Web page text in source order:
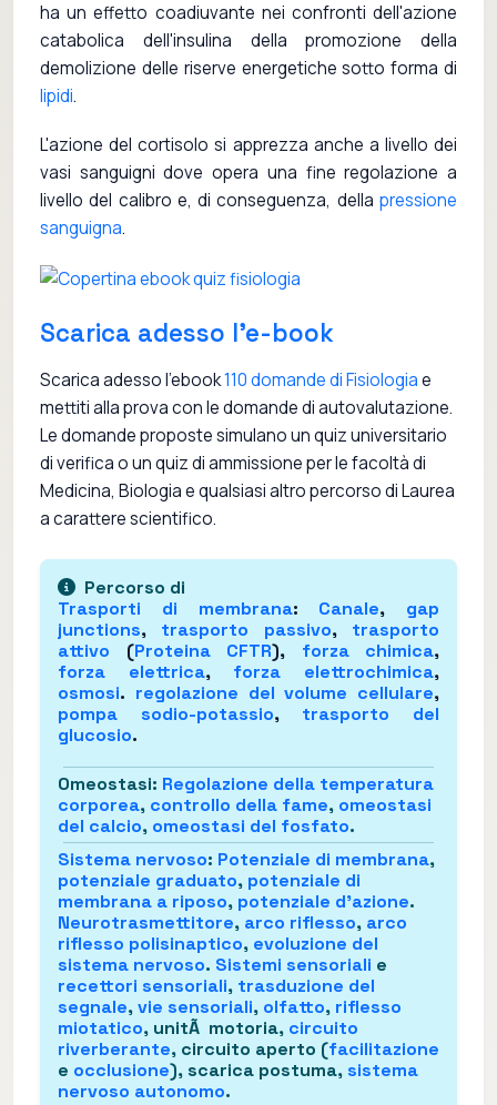
ha un effetto coadiuvante nei confronti dell'azione
catabolica dell'insulina della promozione della
demolizione delle riserve energetiche sotto forma di
lipidi.
L'azione del cortisolo si apprezza anche a livello dei
vasi sanguigni dove opera una fine regolazione a
livello del calibro e, di conseguenza, della pressione
sanguigna.
Scarica adesso l'e-book
Scarica adesso l'ebook110 domande di Fisiologiae
mettiti alla prova con le domande di autovalutazione.
Le domande proposte simulano un quiz universitario
di verifica o un quiz di ammissione per le facoltà di
Medicina, Biologia e qualsiasi altro percorso di Laurea
a carattere scientifico.
Percorso di
Trasporti di membrana: Canale, gap
junctions, trasporto passivo, trasporto
attivo (Proteina CFTR), forza chimica,
forza elettrica, forza elettrochimica,
osmosi. regolazione del volume cellulare,
pompa sodio-potassio, trasporto del
glucosio.
Omeostasi: Regolazione della temperatura
corporea, controllo della fame, omeostasi
del calcio, omeostasi del fosfato.
Sistema nervoso: Potenziale di membrana,
potenziale graduato, potenziale di
membrana a riposo, potenziale d'azione.
Neurotrasmettitore, arco riflesso, arco
riflesso polisinaptico, evoluzione del
sistema nervoso. Sistemi sensoriali e
recettori sensoriali, trasduzione del
segnale,vie sensoriali, olfatto, riflesso
miotatico, unitÃ motoria, circuito
riverberante, circuito aperto (facilitazione
e occlusione), scarica postuma, sistema
nervoso autonomo.